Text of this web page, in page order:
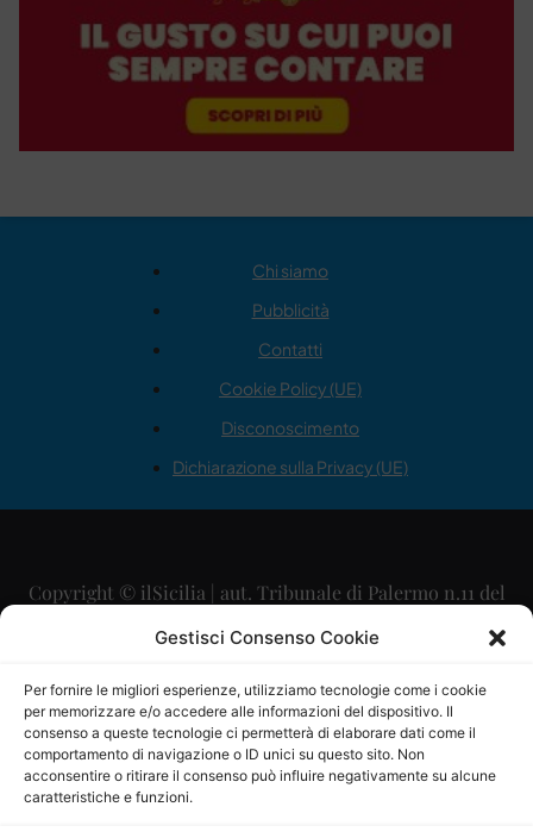
Gestisci Consenso Cookie
Per fornire le migliori esperienze, utilizziamo tecnologie come i cookie
per memorizzare e/o accedere alle informazioni del dispositivo. Il
consenso a queste tecnologie ci permetterà di elaborare dati come il
comportamento di navigazione o ID unici su questo sito. Non
acconsentire o ritirare il consenso può influire negativamente su alcune
caratteristiche e funzioni.
Chi siamo
Pubblicità
Contatti
Cookie Policy (UE)
Disconoscimento
Dichiarazione sulla Privacy (UE)
Copyright © ilSicilia | aut. Tribunale di Palermo n.11 del
29/09/2015
Direttore Editoriale: Maurizio Scaglione
Direttore Responsabile: Maria Calabrese